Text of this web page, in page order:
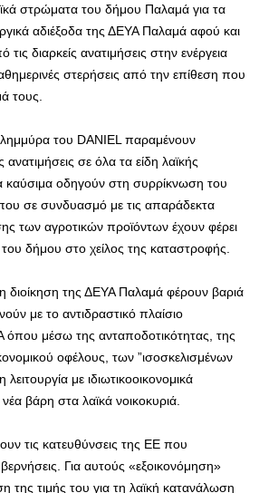
στρώματα του δήμου Παλαμά για τα
αδιέξοδα της ΔΕΥΑ Παλαμά αφού και
τις διαρκείς ανατιμήσεις στην ενέργεια
στερήσεις από την επίθεση που
τους.
του DANIEL παραμένουν
ανατιμήσεις σε όλα τα είδη λαϊκής
καύσιμα οδηγούν στη συρρίκνωση του
σε συνδυασμό με τις απαράδεκτα
των αγροτικών προϊόντων έχουν φέρει
του δήμου στο χείλος της καταστροφής.
διοίκηση της ΔΕΥΑ Παλαμά φέρουν βαριά
με το αντιδραστικό πλαίσιο
όπου μέσω της ανταποδοτικότητας, της
οφέλους, των ”ισοσκελισμένων
με ιδιωτικοοικονομικά
βάρη στα λαϊκά νοικοκυριά.
τις κατευθύνσεις της ΕΕ που
Για αυτούς «εξοικονόμηση»
της τιμής του για τη λαϊκή κατανάλωση